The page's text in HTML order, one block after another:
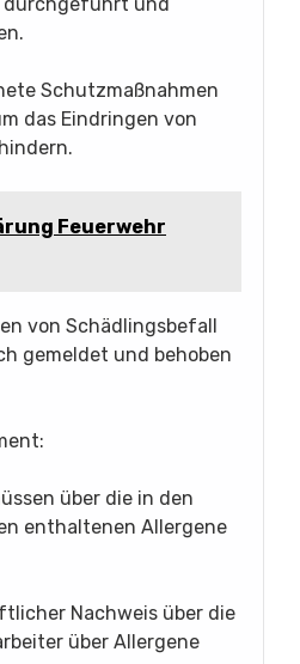
Schutzmaßnahmen
das Eindringen von
Feuerwehr
von Schädlingsbefall
gemeldet und behoben
über die in den
enthaltenen Allergene
Nachweis über die
über Allergene